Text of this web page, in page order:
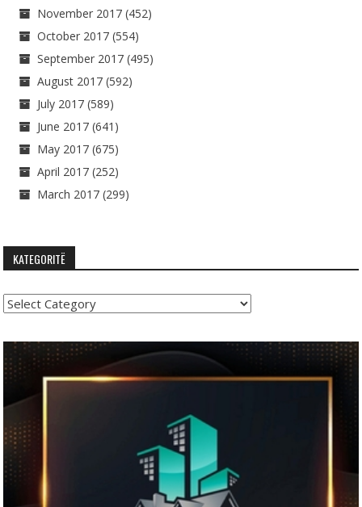
November 2017 (452)
October 2017 (554)
September 2017 (495)
August 2017 (592)
July 2017 (589)
June 2017 (641)
May 2017 (675)
April 2017 (252)
March 2017 (299)
KATEGORITË
Kategoritë